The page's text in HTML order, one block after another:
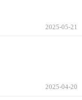
2025-05-21
2025-04-20